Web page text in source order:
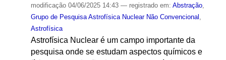
modificação04/06/2025 14:43 — registrado em: Abstração,
Grupo de Pesquisa Astrofísica Nuclear Não Convencional
Astrofísica
Astrofísica Nuclear é um campo importante da
pesquisa onde se estudam aspectos químicos e